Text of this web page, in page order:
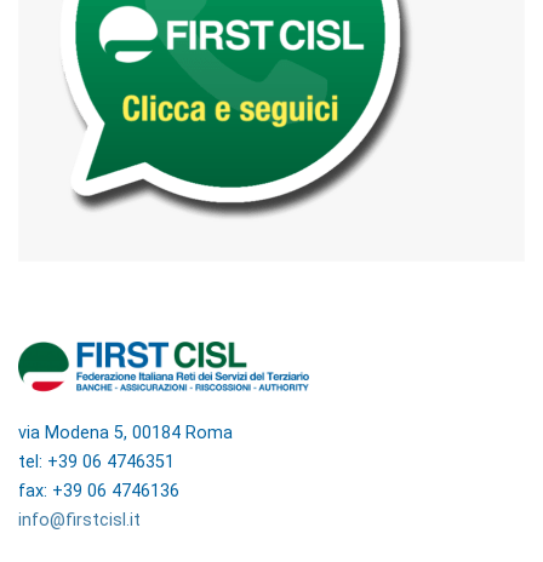
via Modena 5, 00184 Roma
tel: +39 06 4746351
fax: +39 06 4746136
info@firstcisl.it